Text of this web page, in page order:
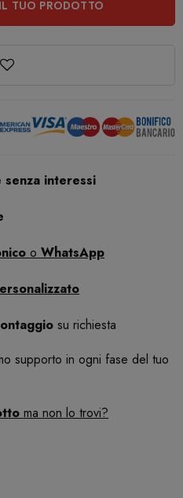
TUO PRODOTTO
interessi
o WhatsApp
su richiesta
supporto in ogni fase del tuo
ma non lo trovi?